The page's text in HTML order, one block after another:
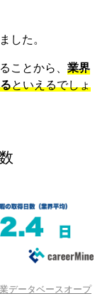
した。
ことから、 業界
といえるでしょ
データベースオープ